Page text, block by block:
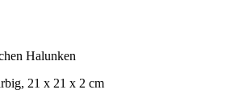
Halunken
21 x 21 x 2 cm